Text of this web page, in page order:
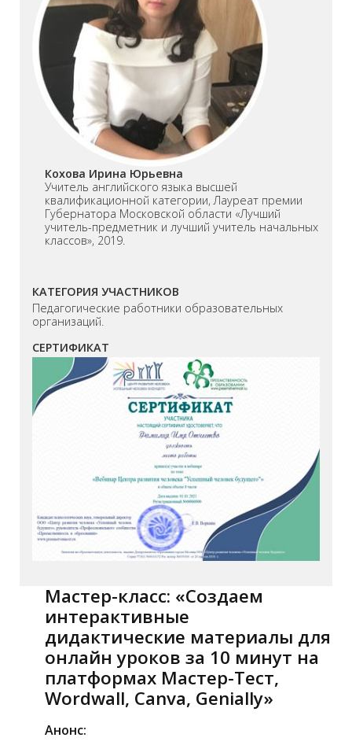
Кохова Ирина Юрьевна
Учитель английского языка высшей
квалификационной категории, Лауреат премии
Губернатора Московской области «Лучший
учитель-предметник и лучший учитель начальных
классов», 2019.
КАТЕГОРИЯ УЧАСТНИКОВ
Педагогические работники образовательных
организаций.
СЕРТИФИКАТ
Мастер-класс: «Создаем
интерактивные
дидактические материалы для
онлайн уроков за 10 минут на
платформах Мастер-Тест,
Wordwall, Canva, Genially»
Анонс: